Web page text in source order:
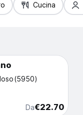
Cucina
(5950)
Da€22.70